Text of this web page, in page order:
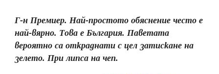
Г-н Премиер. Най-простото обяснение често е
най-вярно. Това е България. Паветата
вероятно са откраднати с цел затискане на
зелето. При липса на чеп.